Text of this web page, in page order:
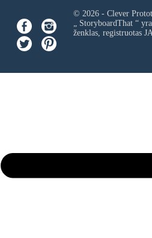
© 2026 - Clever
„ StoryboardThat “ yra
ženklas, registruotas